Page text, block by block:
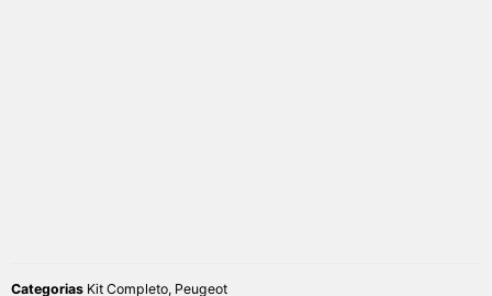
Categorias Kit Completo, Peugeot